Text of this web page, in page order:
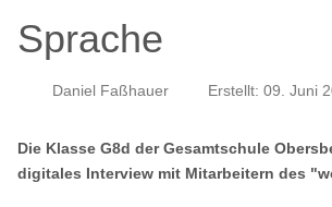
Sprache
Daniel Faßhauer Erstellt: 09. Juni
Die Klasse G8d der Gesamtschule
digitales Interview mit Mitarbeitern des